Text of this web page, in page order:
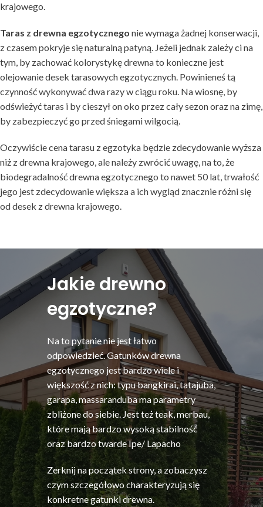
krajowego.
Taras z drewna egzotycznego nie wymaga żadnej konserwacji,
z czasem pokryje się naturalną patyną. Jeżeli jednak zależy ci na
tym, by zachować kolorystykę drewna to konieczne jest
olejowanie desek tarasowych egzotycznych. Powinieneś tą
czynność wykonywać dwa razy w ciągu roku. Na wiosnę, by
odświeżyć taras i by cieszył on oko przez cały sezon oraz na zimę,
by zabezpieczyć go przed śniegami wilgocią.
Oczywiście cena tarasu z egzotyka będzie zdecydowanie wyższa
niż z drewna krajowego, ale należy zwrócić uwagę, na to, że
biodegradalność drewna egzotycznego to nawet 50 lat, trwałość
jego jest zdecydowanie większa a ich wygląd znacznie różni się
od desek z drewna krajowego.
Jakie drewno
egzotyczne?
Na to pytanie nie jest łatwo
odpowiedzieć. Gatunków drewna
egzotycznego jest bardzo wiele i
większość z nich: typu bangkirai, tatajuba,
garapa, massaranduba ma parametry
zbliżone do siebie. Jest też teak, merbau,
które mają bardzo wysoką stabilność
oraz bardzo twarde Ipe/ Lapacho
Zerknij na początek strony, a zobaczysz
czym szczegółowo charakteryzują się
konkretne gatunki drewna.